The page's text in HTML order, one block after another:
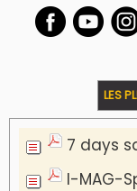
LES
7 days
I-MAG-